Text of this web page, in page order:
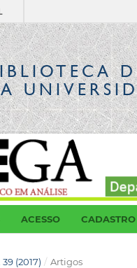
ACESSO CADASTRO
39 (2017) / Artigos